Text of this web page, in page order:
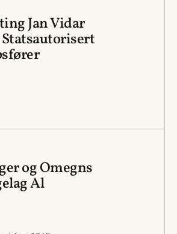
Jan Vidar
og Omegns
Al